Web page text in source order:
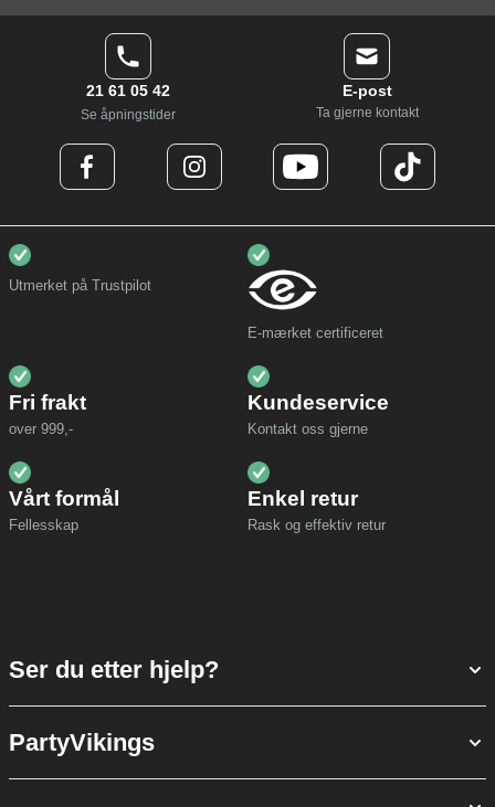
21 61 05 42
Se åpningstider
E-post
Ta gjerne kontakt
Utmerket på Trustpilot
E-mærket certificeret
Fri frakt
over 999,-
Kundeservice
Kontakt oss gjerne
Vårt formål
Fellesskap
Enkel retur
Rask og effektiv retur
Ser du etter hjelp?
PartyVikings